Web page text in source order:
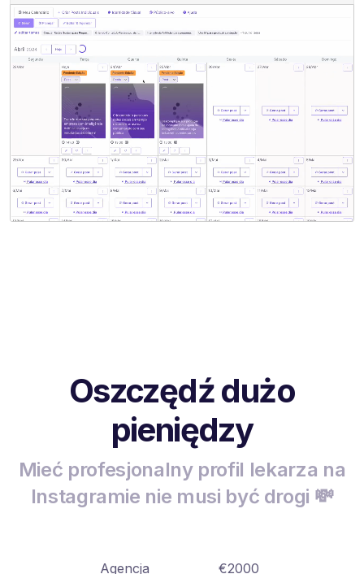
Oszczędź dużo
pieniędzy
Mieć profesjonalny profil lekarza na
Instagramie nie musi być drogi 💸
Agencja
€2000